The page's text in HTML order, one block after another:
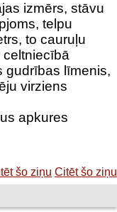
izmērs, stāvu
telpu
to cauruļu
gudrības līmenis,
virziens
apkures
šo ziņu Citēt šo ziņu